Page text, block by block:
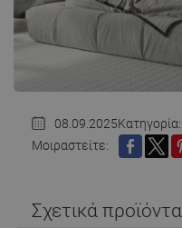
08.09.2025Κατηγορία:
Μοιραστείτε:
Σχετικά προϊόντα